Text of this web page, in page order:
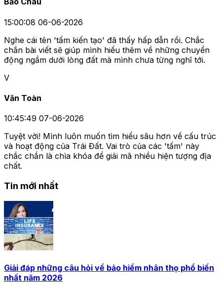
15:00:08 06-06-2026
Nghe cái tên 'tấm kiến tạo' đã thấy hấp dẫn rồi. Chắc
chắn bài viết sẽ giúp mình hiểu thêm về những chuyển
động ngầm dưới lòng đất mà mình chưa từng nghĩ tới.
V
Văn Toàn
10:45:49 07-06-2026
Tuyệt vời! Mình luôn muốn tìm hiểu sâu hơn về cấu trúc
và hoạt động của Trái Đất. Vai trò của các 'tấm' này
chắc chắn là chìa khóa để giải mã nhiều hiện tượng địa
chất.
Tin mới nhất
Giải đáp những câu hỏi về bảo hiểm nhân thọ phổ biến
nhất năm 2026